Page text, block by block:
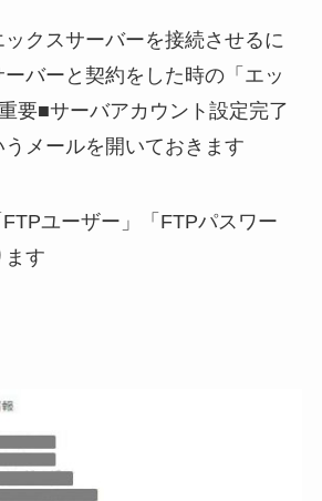
クスサーバーを接続させるに
バーと契約をした時の「エッ
要■サーバアカウント設定完了
メールを開いておきます
FTPユーザー」「FTPパスワー
ます